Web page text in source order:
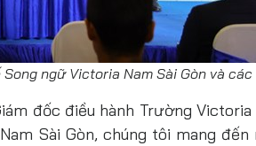
ngữ Victoria Nam Sài Gòn và
đốc điều hành Trường Victoria
Sài Gòn, chúng tôi mang